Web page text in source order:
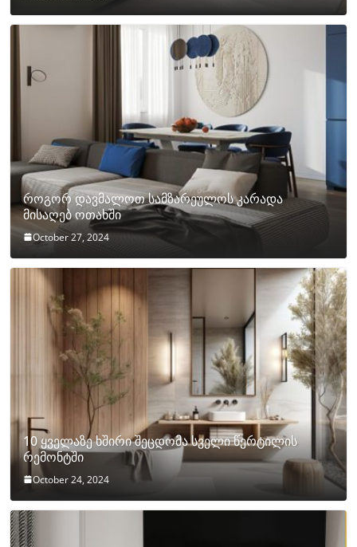
როგორ დავმალოთ სამზარეულოს კარადა
მისაღებ ოთახში
October 27, 2024
10 ყველაზე ხშირი შეცდომა სველი წერტილის
რემონტში
October 24, 2024